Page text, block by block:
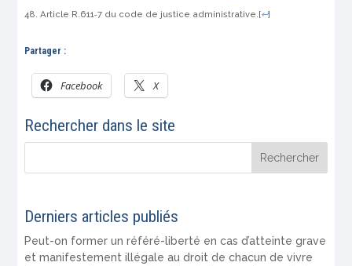
Article R.611‑7 du code de justice administrative.[↩]
Partager :
Facebook X
Rechercher dans le site
Derniers articles publiés
Peut-on former un référé-liberté en cas d’atteinte grave
et manifestement illégale au droit de chacun de vivre